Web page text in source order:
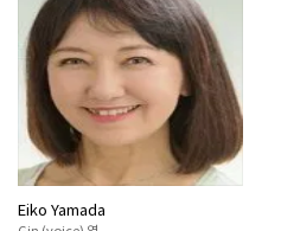
Eiko Yamada